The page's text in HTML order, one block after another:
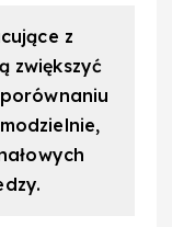
z
zwiększyć